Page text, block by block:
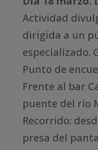
Actividad
dirigida a un
especializado.
Punto de
Frente al bar
puente del río
Recorrido:
presa del